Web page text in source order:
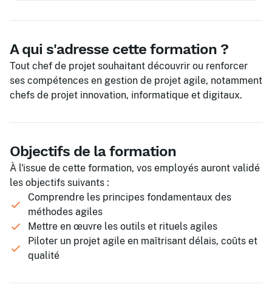
A qui s'adresse cette formation ?
Tout chef de projet souhaitant découvrir ou renforcer
ses compétences en gestion de projet agile, notamment
chefs de projet innovation, informatique et digitaux.
Objectifs de la formation
À l'issue de cette formation, vos employés auront validé
les objectifs suivants :
Comprendre les principes fondamentaux des
méthodes agiles
Mettre en œuvre les outils et rituels agiles
Piloter un projet agile en maîtrisant délais, coûts et
qualité